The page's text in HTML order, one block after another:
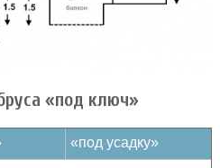
«под ключ»
«под усадку»